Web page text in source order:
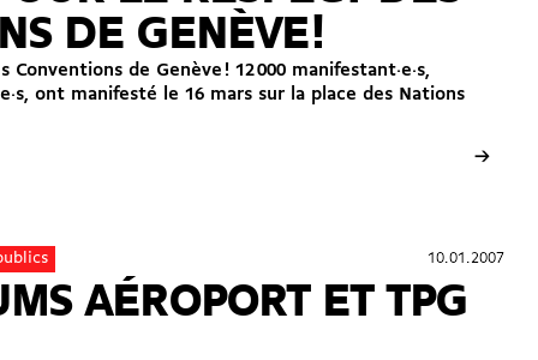
DE GENÈVE !
de Genève ! 12 000 manifestant·e·s,
ont manifesté le 16 mars sur la place des Nations
→
10.01.2007
10.01.2007
AÉROPORT ET TPG